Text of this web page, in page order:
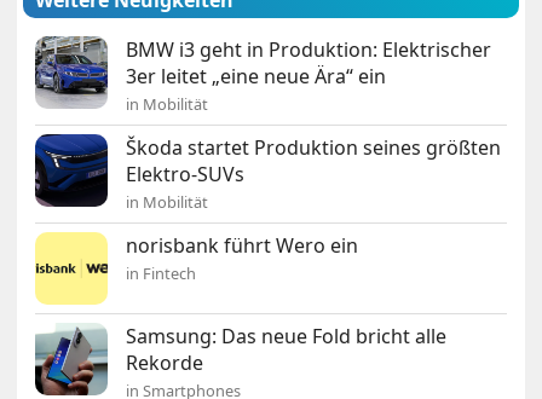
BMW i3 geht in Produktion: Elektrischer
3er leitet „eine neue Ära“ ein
in Mobilität
Škoda startet Produktion seines größten
Elektro-SUVs
in Mobilität
norisbank führt Wero ein
in Fintech
Samsung: Das neue Fold bricht alle
Rekorde
in Smartphones